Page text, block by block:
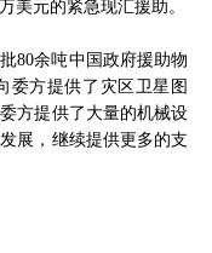
美元的紧急现汇援助。
80余吨中国政府援助物
委方提供了灾区卫星图
方提供了大量的机械设
展，继续提供更多的支